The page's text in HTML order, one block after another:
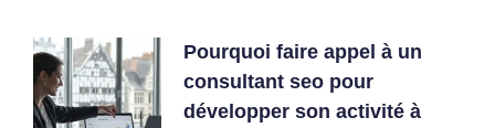
Pourquoi faire appel à un
consultant seo pour
développer son activité à